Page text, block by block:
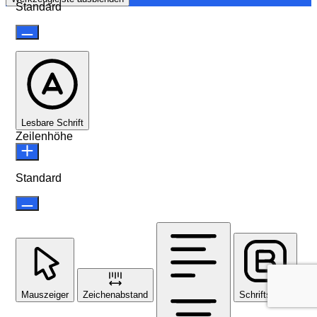
Standard
Lesbare Schrift
Zeilenhöhe
Standard
Mauszeiger Zeichenabstand Schriftstärke